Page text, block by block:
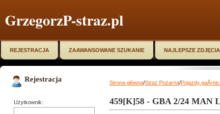
GrzegorzP-straz.pl
REJESTRACJA ZAAWANSOWANE SZUKANIE NAJLEPSZE ZDJĘCIA
Rejestracja
Użytkownik:
Strona główna/Straż Pożarna/Pojazdy
459[K]58 - GBA 2/24 MAN